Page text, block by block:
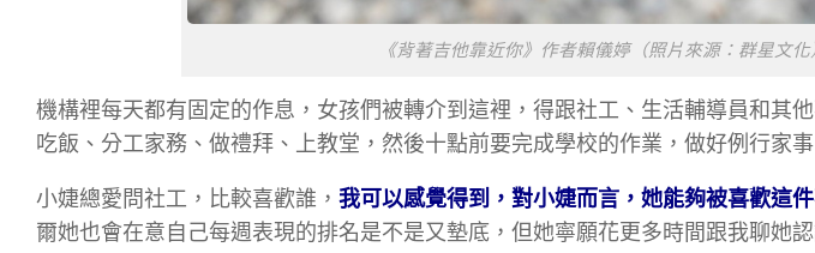
《背著吉他靠近你》作者賴儀婷（照片來源：群星文化
機構裡每天都有固定的作息，女孩們被轉介到這裡，得跟社工、生活輔導員和其
吃飯、分工家務、做禮拜、上教堂，然後十點前要完成學校的作業，做好例行家
小婕總愛問社工，比較喜歡誰， 我可以感覺得到，對小婕而言，她能夠被喜歡這
爾她也會在意自己每週表現的排名是不是又墊底，但她寧願花更多時間跟我聊她